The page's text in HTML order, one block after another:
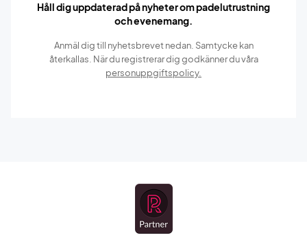
Håll dig uppdaterad på nyheter om padelutrustning
och evenemang.
Anmäl dig till nyhetsbrevet nedan. Samtycke kan
återkallas. När du registrerar dig godkänner du våra
personuppgiftspolicy.